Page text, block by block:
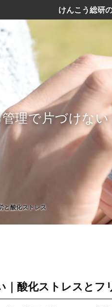
けんこう総研
理で片づけな
と酸化ストレス
｜酸化ストレスとフ